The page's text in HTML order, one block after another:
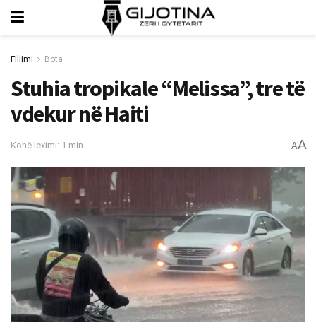
Fillimi Bota
Stuhia tropikale “Melissa”, tre të
vdekur në Haiti
Kohë leximi: 1 min AA